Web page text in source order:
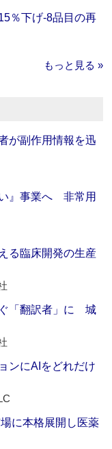
％下げ‐8品目の再
もっと見る »
が副作用情報を迅
』事業へ 非常用
る臨床開発の生産
ぐ「翻訳者」に 城
ンにAIをどれだけ
に本格展開し医薬